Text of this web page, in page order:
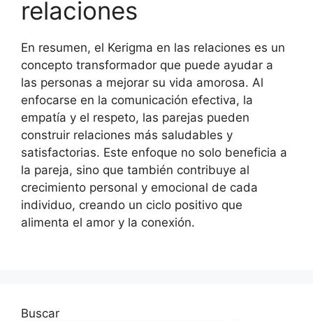
relaciones
En resumen, el Kerigma en las relaciones es un
concepto transformador que puede ayudar a
las personas a mejorar su vida amorosa. Al
enfocarse en la comunicación efectiva, la
empatía y el respeto, las parejas pueden
construir relaciones más saludables y
satisfactorias. Este enfoque no solo beneficia a
la pareja, sino que también contribuye al
crecimiento personal y emocional de cada
individuo, creando un ciclo positivo que
alimenta el amor y la conexión.
Buscar